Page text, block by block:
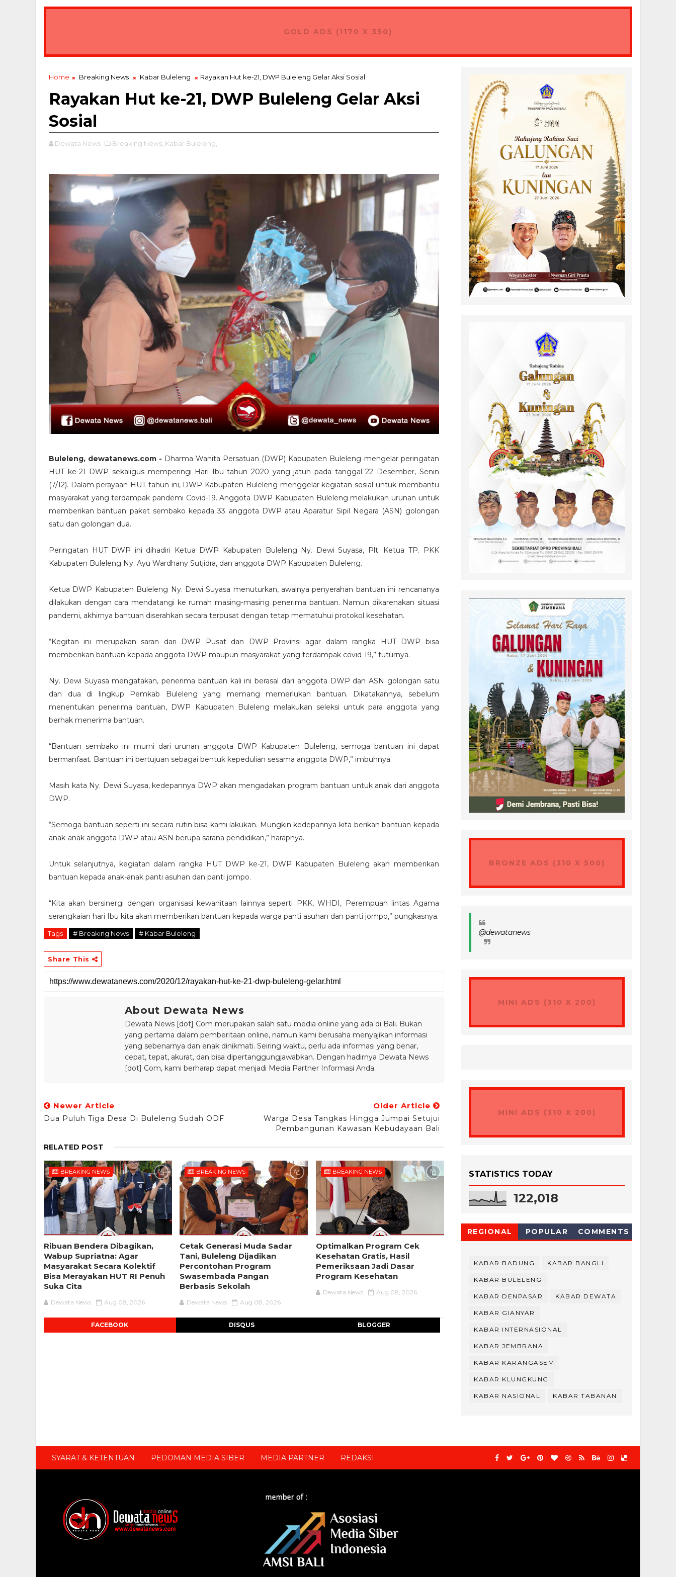
GOLD ADS (1170 X 350)
Home Breaking News Kabar Buleleng Rayakan Hut ke-21, DWP Buleleng Gelar Aksi Sosial
Rayakan Hut ke-21, DWP Buleleng Gelar Aksi
Sosial
Dewata News Breaking News, Kabar Buleleng,
Buleleng, dewatanews.com - Dharma Wanita Persatuan (DWP) Kabupaten Buleleng mengelar peringatan
HUT ke-21 DWP sekaligus memperingi Hari Ibu tahun 2020 yang jatuh pada tanggal 22 Desember, Senin
(7/12). Dalam perayaan HUT tahun ini, DWP Kabupaten Buleleng menggelar kegiatan sosial untuk membantu
masyarakat yang terdampak pandemi Covid-19. Anggota DWP Kabupaten Buleleng melakukan urunan untuk
memberikan bantuan paket sembako kepada 33 anggota DWP atau Aparatur Sipil Negara (ASN) golongan
satu dan golongan dua.
Peringatan HUT DWP ini dihadiri Ketua DWP Kabupaten Buleleng Ny. Dewi Suyasa, Plt. Ketua TP. PKK
Kabupaten Buleleng Ny. Ayu Wardhany Sutjidra, dan anggota DWP Kabupaten Buleleng.
Ketua DWP Kabupaten Buleleng Ny. Dewi Suyasa menuturkan, awalnya penyerahan bantuan ini rencananya
dilakukan dengan cara mendatangi ke rumah masing-masing penerima bantuan. Namun dikarenakan situasi
pandemi, akhirnya bantuan diserahkan secara terpusat dengan tetap mematuhui protokol kesehatan.
“Kegitan ini merupakan saran dari DWP Pusat dan DWP Provinsi agar dalam rangka HUT DWP bisa
memberikan bantuan kepada anggota DWP maupun masyarakat yang terdampak covid-19,” tuturnya.
Ny. Dewi Suyasa mengatakan, penerima bantuan kali ini berasal dari anggota DWP dan ASN golongan satu
dan dua di lingkup Pemkab Buleleng yang memang memerlukan bantuan. Dikatakannya, sebelum
menentukan penerima bantuan, DWP Kabupaten Buleleng melakukan seleksi untuk para anggota yang
berhak menerima bantuan.
“Bantuan sembako ini murni dari urunan anggota DWP Kabupaten Buleleng, semoga bantuan ini dapat
bermanfaat. Bantuan ini bertujuan sebagai bentuk kepedulian sesama anggota DWP,” imbuhnya.
Masih kata Ny. Dewi Suyasa, kedepannya DWP akan mengadakan program bantuan untuk anak dari anggota
DWP.
“Semoga bantuan seperti ini secara rutin bisa kami lakukan. Mungkin kedepannya kita berikan bantuan kepada
anak-anak anggota DWP atau ASN berupa sarana pendidikan,” harapnya.
Untuk selanjutnya, kegiatan dalam rangka HUT DWP ke-21, DWP Kabupaten Buleleng akan memberikan
bantuan kepada anak-anak panti asuhan dan panti jompo.
“Kita akan bersinergi dengan organisasi kewanitaan lainnya seperti PKK, WHDI, Perempuan lintas Agama
serangkaian hari Ibu kita akan memberikan bantuan kepada warga panti asuhan dan panti jompo,” pungkasnya.
Tags # Breaking News # Kabar Buleleng
Share This
About Dewata News
Dewata News [dot] Com merupakan salah satu media online yang ada di Bali. Bukan
yang pertama dalam pemberitaan online, namun kami berusaha menyajikan informasi
yang sebenarnya dan enak dinikmati. Seiring waktu, perlu ada informasi yang benar,
cepat, tepat, akurat, dan bisa dipertanggungjawabkan. Dengan hadirnya Dewata News
[dot] Com, kami berharap dapat menjadi Media Partner Informasi Anda.
Newer Article
Dua Puluh Tiga Desa Di Buleleng Sudah ODF
Older Article
Warga Desa Tangkas Hingga Jumpai Setujui
Pembangunan Kawasan Kebudayaan Bali
RELATED POST
BREAKING NEWS
Ribuan Bendera Dibagikan,
Wabup Supriatna: Agar
Masyarakat Secara Kolektif
Bisa Merayakan HUT RI Penuh
Suka Cita
Dewata News Aug 08, 2026
BREAKING NEWS
Cetak Generasi Muda Sadar
Tani, Buleleng Dijadikan
Percontohan Program
Swasembada Pangan
Berbasis Sekolah
Dewata News Aug 08, 2026
BREAKING NEWS
Optimalkan Program Cek
Kesehatan Gratis, Hasil
Pemeriksaan Jadi Dasar
Program Kesehatan
Dewata News Aug 08, 2026
FACEBOOK DISQUS BLOGGER
BRONZE ADS (310 X 500)
@dewatanews
MINI ADS (310 X 200)
MINI ADS (310 X 200)
STATISTICS TODAY
122,018
REGIONAL POPULAR COMMENTS
KABAR BADUNG KABAR BANGLI
KABAR BULELENG
KABAR DENPASAR KABAR DEWATA
KABAR GIANYAR
KABAR INTERNASIONAL
KABAR JEMBRANA
KABAR KARANGASEM
KABAR KLUNGKUNG
KABAR NASIONAL KABAR TABANAN
SYARAT & KETENTUAN PEDOMAN MEDIA SIBER MEDIA PARTNER REDAKSI